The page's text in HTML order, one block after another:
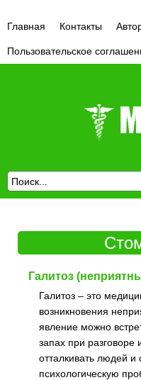
Главная Контакты
Пользовательское
Галитоз
Галитоз – это
возникновения
явление можно
запах при
отталкивать людей
психологическую